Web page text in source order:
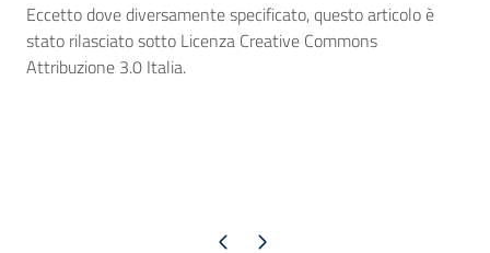
Eccetto dove diversamente specificato, questo articolo è
stato rilasciato sotto Licenza Creative Commons
Attribuzione 3.0 Italia.
Pagina precedente
Pagina successiva